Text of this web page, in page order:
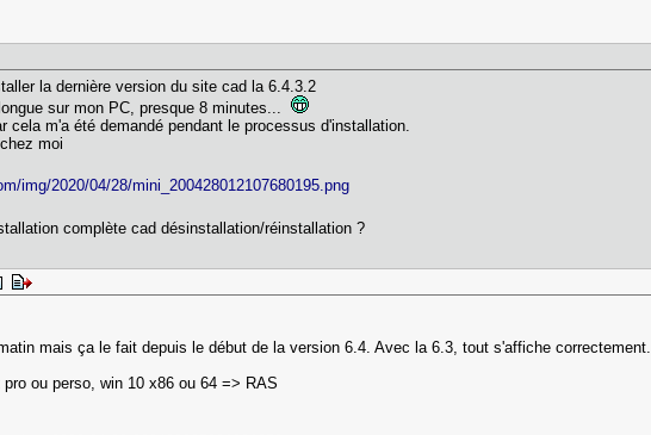
la dernière version du site cad la 6.4.3.2
sur mon PC, presque 8 minutes...
cela m'a été demandé pendant le processus d'installation.
moi
complète cad désinstallation/réinstallation ?
mais ça le fait depuis le début de la version 6.4. Avec la 6.3, tout s'affiche correctement.
ou perso, win 10 x86 ou 64 => RAS